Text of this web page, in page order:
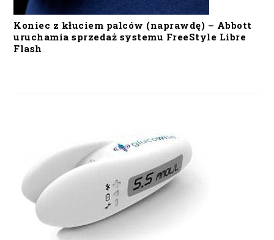
Koniec z kłuciem palców (naprawdę) – Abbott
uruchamia sprzedaż systemu FreeStyle Libre
Flash